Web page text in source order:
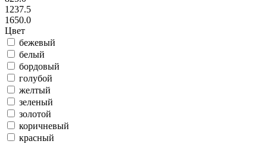
1237.5
1650.0
Цвет
бежевый
белый
бордовый
голубой
желтый
зеленый
золотой
коричневый
красный